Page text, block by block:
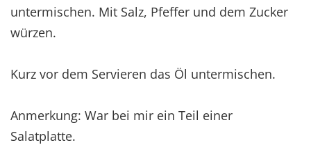
untermischen. Mit Salz, Pfeffer und dem Zucker
würzen.
Kurz vor dem Servieren das Öl untermischen.
Anmerkung: War bei mir ein Teil einer
Salatplatte.